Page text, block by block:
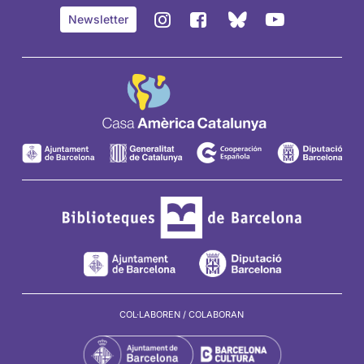
Newsletter
Instagram
de
Amèrica
Facebook
de
Amèrica
BlueSky
de
YouTube
de
Amèrica
COL·LABOREN / COLABORAN